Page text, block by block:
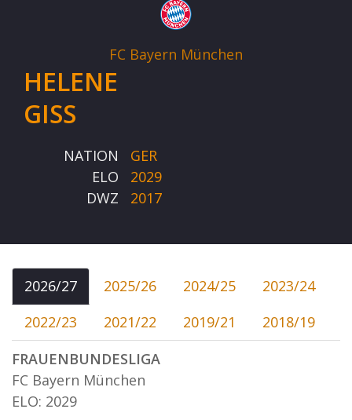
FC Bayern München
HELENE
GISS
NATION
GER
ELO
2029
DWZ
2017
2026/27 2025/26 2024/25
2023/24
2022/23
2021/22 2019/21
2018/19
FRAUENBUNDESLIGA
FC Bayern München
ELO: 2029